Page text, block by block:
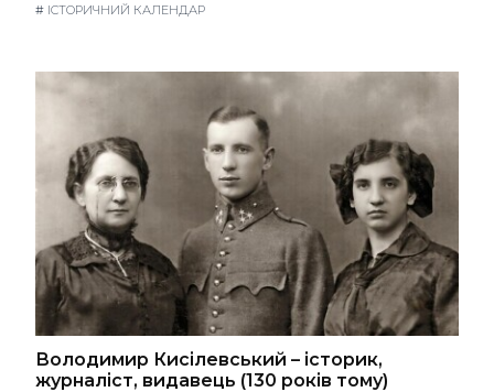
# ІСТОРИЧНИЙ КАЛЕНДАР
Володимир Кисілевський – історик,
журналіст, видавець (130 років тому)